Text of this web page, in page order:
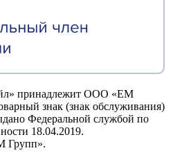
принадлежит ООО «ЕМ
знак (знак обслуживания)
Федеральной службой по
18.04.2019.
Групп».